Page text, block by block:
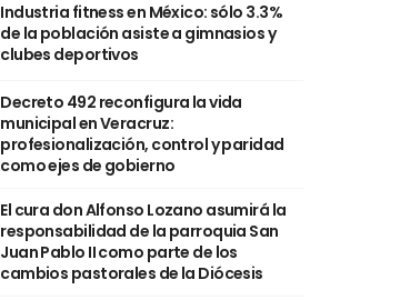
Industria fitness en México: sólo 3.3%
de la población asiste a gimnasios y
clubes deportivos
Decreto 492 reconfigura la vida
municipal en Veracruz:
profesionalización, control y paridad
como ejes de gobierno
El cura don Alfonso Lozano asumirá la
responsabilidad de la parroquia San
Juan Pablo II como parte de los
cambios pastorales de la Diócesis